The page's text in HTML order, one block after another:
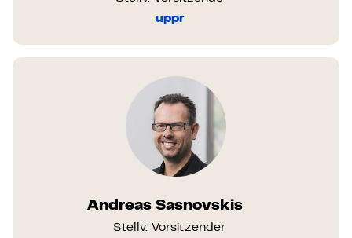
uppr
Andreas Sasnovskis
Stellv. Vorsitzender